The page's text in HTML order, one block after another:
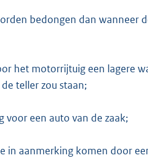
bedongen dan wanneer
het motorrijtuig een lagere
teller zou staan;
voor een auto van de zaak;
in aanmerking komen door